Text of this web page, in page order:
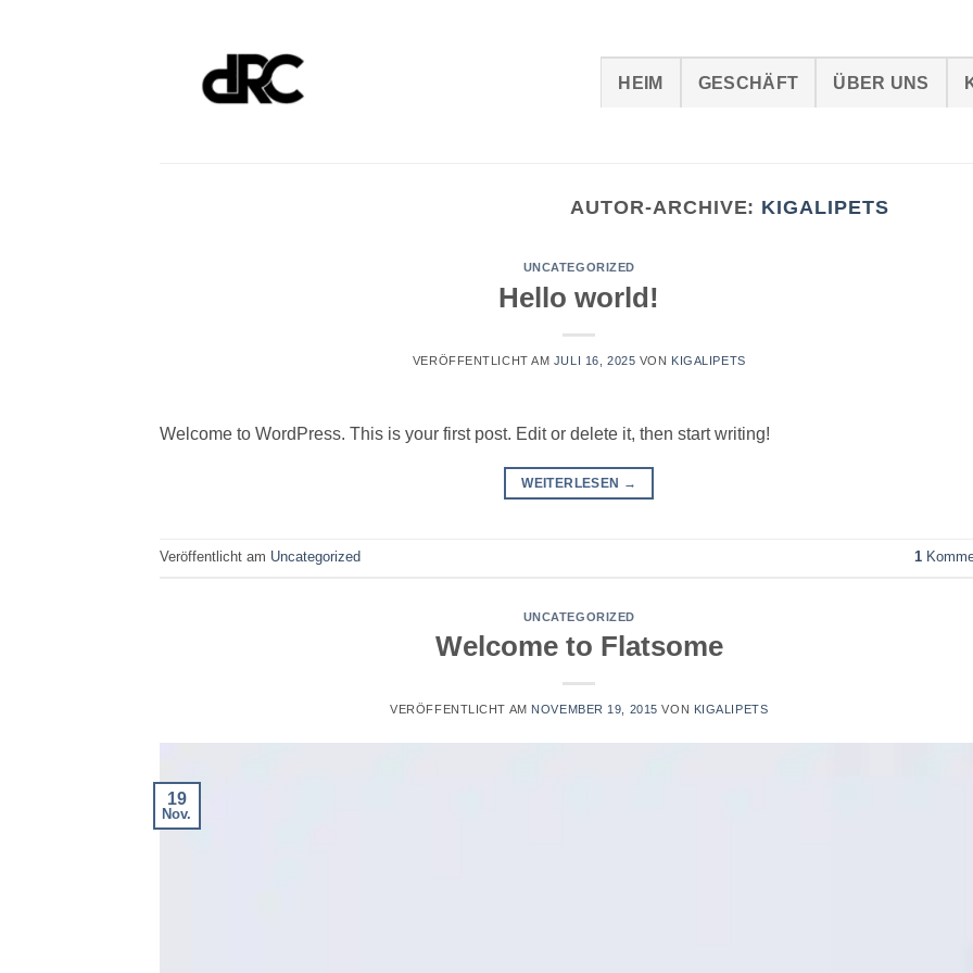
HEIM
GESCHÄFT ÜBER UNS
AUTOR-ARCHIVE: KIGALIPETS
UNCATEGORIZED
Hello world!
VERÖFFENTLICHT AM JULI 16, 2025 VON KIGALIPETS
Welcome to WordPress. This is your first post. Edit or delete it, then start writing!
WEITERLESEN →
Veröffentlicht am Uncategorized 1
UNCATEGORIZED
Welcome to Flatsome
VERÖFFENTLICHT AM NOVEMBER 19, 2015 VON KIGALIPETS
19
Nov.